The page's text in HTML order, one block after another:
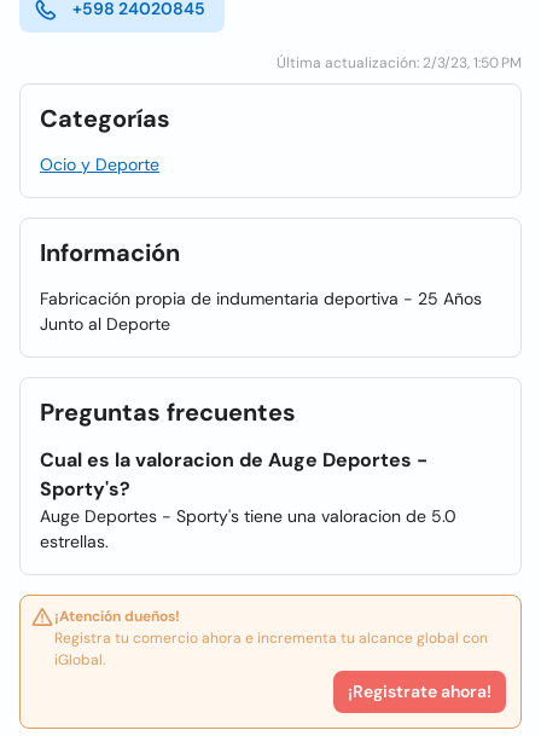
+598 24020845
Última actualización: 2/3/23, 1:50 PM
Categorías
Ocio y Deporte
Información
Fabricación propia de indumentaria deportiva - 25 Años
Junto al Deporte
Preguntas frecuentes
Cual es la valoracion de Auge Deportes -
Sporty's?
Auge Deportes - Sporty's tiene una valoracion de 5.0
estrellas.
¡Atención dueños!
Registra tu comercio ahora e incrementa tu alcance global con
iGlobal.
¡Registrate ahora!